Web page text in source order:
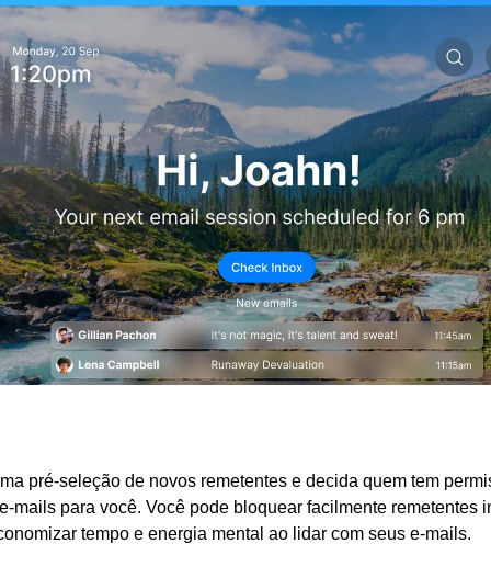
pré-seleção de novos remetentes e decida quem tem
mails para você. Você pode bloquear facilmente remetentes
tempo e energia mental ao lidar com seus e-mails.